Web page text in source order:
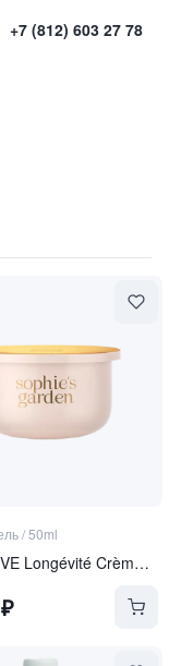
+7 (812) 603 27 78
/50ml
MON OLIVE Longévité Crème Frappée REFILL